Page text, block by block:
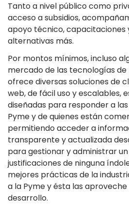
Tanto a nivel público como
acceso a subsidios,
apoyo técnico, capacitaciones
alternativas más.
Por montos mínimos, incluso
mercado de las tecnologías de
ofrece diversas soluciones de
web, de fácil uso y escalables,
diseñadas para responder a
Pyme y de quienes están
permitiendo acceder a
transparente y actualizada
para gestionar y administrar
justificaciones de ninguna
mejores prácticas de la
a la Pyme y ésta las
desarrollo.